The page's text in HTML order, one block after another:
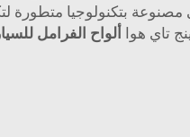
بتكنولوجيا متطورة
تاي هوا ألواح الفرامل